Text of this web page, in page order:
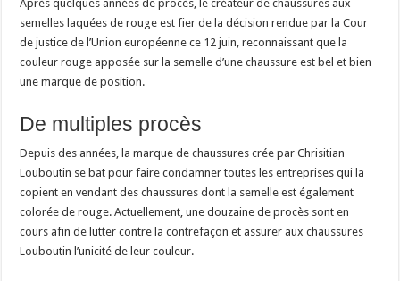
Après quelques années de procès, le créateur de chaussures aux
semelles laquées de rouge est fier de la décision rendue par la Cour
de justice de l’Union européenne ce 12 juin, reconnaissant que la
couleur rouge apposée sur la semelle d’une chaussure est bel et bien
une marque de position.
De multiples procès
Depuis des années, la marque de chaussures crée par Chrisitian
Louboutin se bat pour faire condamner toutes les entreprises qui la
copient en vendant des chaussures dont la semelle est également
colorée de rouge. Actuellement, une douzaine de procès sont en
cours afin de lutter contre la contrefaçon et assurer aux chaussures
Louboutin l’unicité de leur couleur.